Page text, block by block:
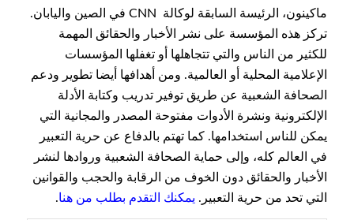
ماكينون، الرئيسة السابقة لوكالة CNN في الصين واليابان.
تركز هذه المؤسسة على نشر الأخبار والحقائق المهمة
للكثير من الناس والتي تتجاهلها أو تغفلها المؤسسات
الإعلامية المحلية أو العالمية. ومن أهدافها أيضا تطوير ودعم
الصحافة الشعبية عن طريق توفير تدريب وكتابة الأدلة
الإلكترونية ونشرة الأدوات مفتوحة المصدر والمجانية التي
يمكن للناس استخدامها. كما تهتم بالدفاع عن حرية التعبير
في العالم كله، وإلى حماية الصحافة الشعبية وروادها لنشر
الأخبار والحقائق دون الخوف من الرقابة والحجب والقوانين
التي تحد من حرية التعبير. يمكنك التقدم بطلب من هنا.